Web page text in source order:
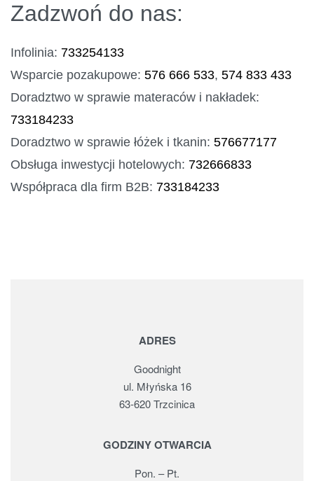
Zadzwoń do nas:
Infolinia: 733254133
Wsparcie pozakupowe: 576 666 533, 574 833 433
Doradztwo w sprawie materaców i nakładek:
733184233
Doradztwo w sprawie łóżek i tkanin: 576677177
Obsługa inwestycji hotelowych: 732666833
Współpraca dla firm B2B: 733184233
ADRES
Goodnight
ul. Młyńska 16
63-620 Trzcinica
GODZINY OTWARCIA
Pon. – Pt.